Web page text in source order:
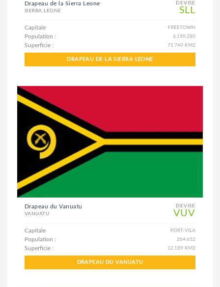
DEVISE
SLL
Drapeau de la Sierra Leone
SIERRA LEONE
Capitale FREETOWN
Population : 6.190.280
Superficie : 71.740 KM2
DRAPEAU DE LA SIERRA LEONE
DEVISE
VUV
Drapeau du Vanuatu
VANUATU
Capitale PORT-VILA
Population : 264.652
Superficie : 12.189 KM2
DRAPEAU DU VANUATU